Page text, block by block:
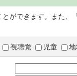
ができます。また
視聴覚 児童